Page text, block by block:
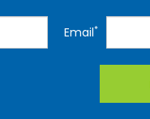
Email*